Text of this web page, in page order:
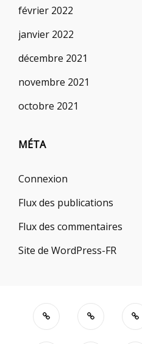
février 2022
janvier 2022
décembre 2021
novembre 2021
octobre 2021
MÉTA
Connexion
Flux des publications
Flux des commentaires
Site de WordPress-FR